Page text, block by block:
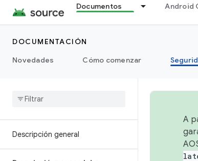
Documentos Android
DOCUMENTACIÓN
Novedades
Cómo comenzar
Descripción general
A